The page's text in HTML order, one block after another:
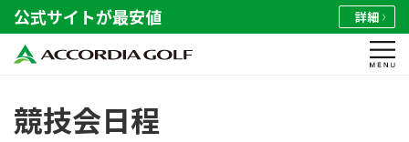
公式サイトが最安値 詳細
競技会日程